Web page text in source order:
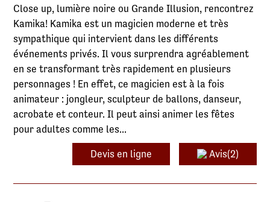
Close up, lumière noire ou Grande Illusion, rencontrez
Kamika! Kamika est un magicien moderne et très
sympathique qui intervient dans les différents
événements privés. Il vous surprendra agréablement
en se transformant très rapidement en plusieurs
personnages ! En effet, ce magicien est à la fois
animateur : jongleur, sculpteur de ballons, danseur,
acrobate et conteur. Il peut ainsi animer les fêtes
pour adultes comme les...
Devis en ligne Avis(2)